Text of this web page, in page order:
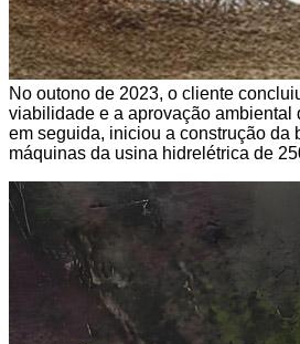
No outono de 2023, o cliente
viabilidade e a aprovação ambiental
em seguida, iniciou a construção da
máquinas da usina hidrelétrica de